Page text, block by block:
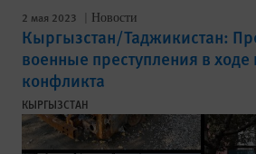
2 мая 2023 Новости
Кыргызстан/Таджикистан:
военные преступления в ходе
конфликта
КЫРГЫЗСТАН